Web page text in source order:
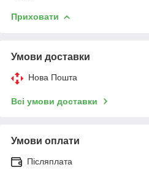
ПОРЯДОК ОФОРМЛЕННЯ
вказаними
Приховати
Умови доставки
Нова Пошта
Всі умови доставки
Умови оплати
Післяплата